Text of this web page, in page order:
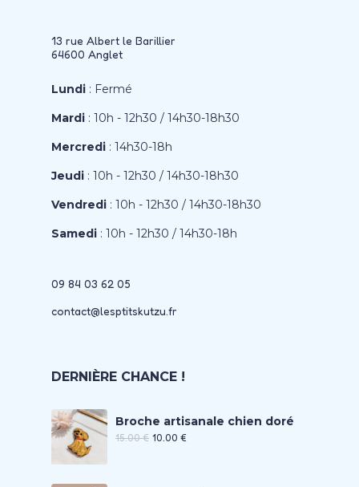
13 rue Albert le Barillier
64600 Anglet
Lundi : Fermé
Mardi : 10h - 12h30 / 14h30-18h30
Mercredi : 14h30-18h
Jeudi : 10h - 12h30 / 14h30-18h30
Vendredi : 10h - 12h30 / 14h30-18h30
Samedi : 10h - 12h30 / 14h30-18h
09 84 03 62 05
contact@lesptitskutzu.fr
DERNIÈRE CHANCE !
Broche artisanale chien doré
15.00€ 10.00 €